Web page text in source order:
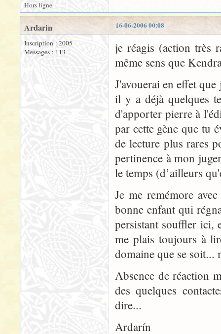
Hors ligne
16-06-2006 00:08
Ardarin
Inscription : 2005
Messages : 113
je réagis (action très
même sens que
J'avouerai en effet
il y a déjà quelques
d'apporter pierre à
par cette gène que tu
de lecture plus rares
pertinence à mon
le temps (d’ailleurs
Je me remémore
bonne enfant qui
persistant souffler ici,
me plais toujours à
domaine que se
Absence de réaction
des quelques
dire...
Ardarín